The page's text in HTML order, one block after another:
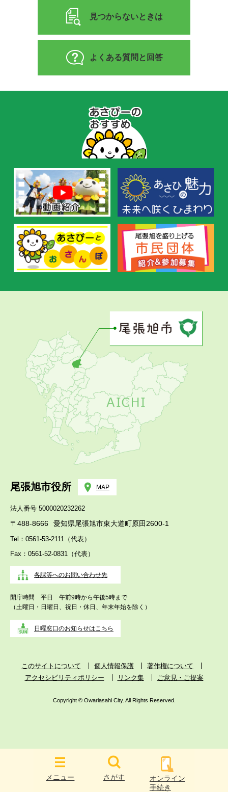
メニュー さがす
オンライン
手続き
見つからないときは
よくある質問と回答
の
お
す
め
尾張旭市役所 MAP
法人番号 5000020232262
〒488-8666 愛知県尾張旭市東大道町原田2600-1
Tel：0561-53-2111（代表）
Fax：0561-52-0831（代表）
各課等へのお問い合わせ先
開庁時間 平日 午前9時から午後5時まで
（土曜日・日曜日、祝日・休日、年末年始を除く）
日曜窓口のお知らせはこちら
このサイトについて 個人情報保護
著作権について
アクセシビリティポリシー
リンク集 ご意見・ご提案
Copyright © Owariasahi City. All Rights Reserved.